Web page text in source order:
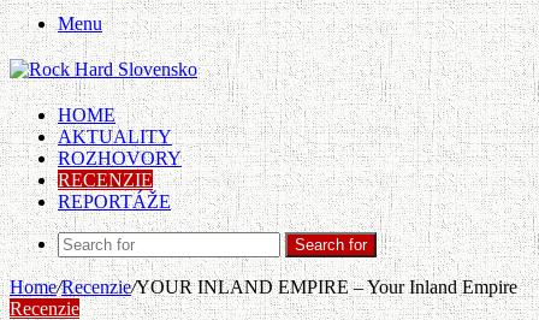
Menu
HOME
AKTUALITY
ROZHOVORY
RECENZIE
REPORTÁŽE
Search for
Home/Recenzie/YOUR INLAND EMPIRE – Your Inland Empire
Recenzie